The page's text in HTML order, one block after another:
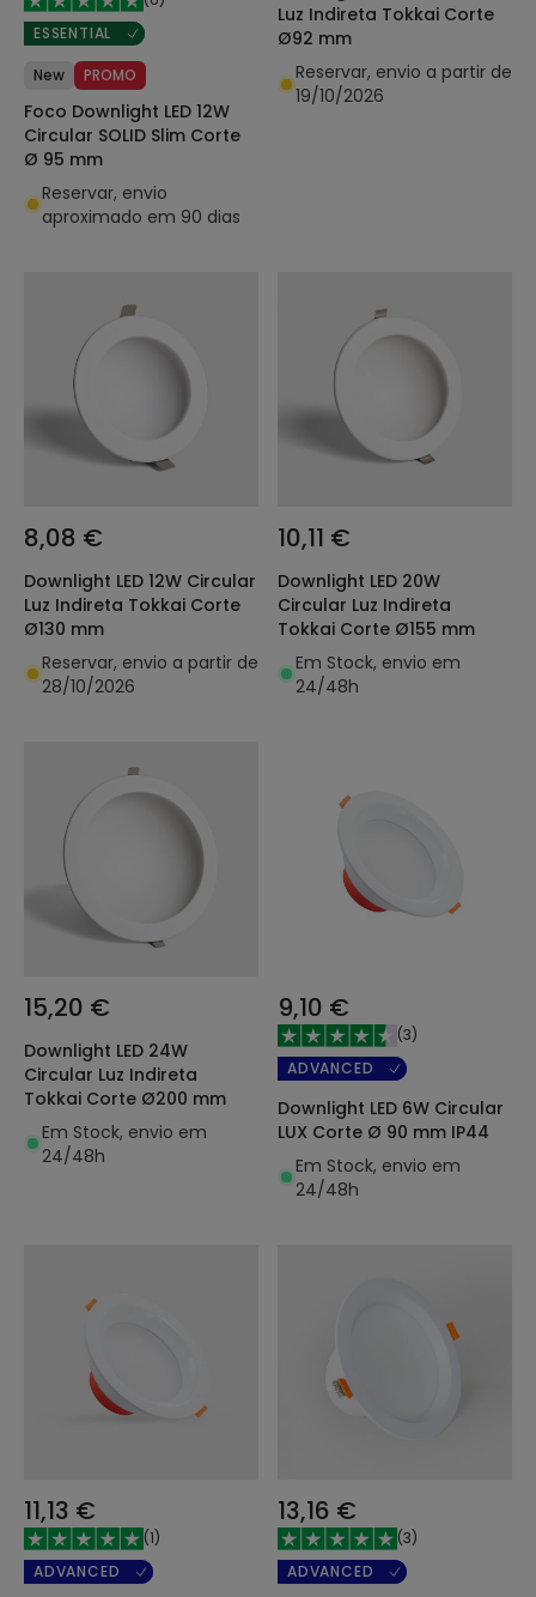
ESSENTIAL
New PROMO
Foco Downlight LED 12W
Circular SOLID Slim Corte
Ø 95 mm
Reservar, envio
aproximado em 90 dias
Luz Indireta Tokkai Corte
Ø92 mm
Reservar, envio a partir de
19/10/2026
8,08 €
Downlight LED 12W Circular
Luz Indireta Tokkai Corte
Ø130 mm
Reservar, envio a partir de
28/10/2026
10,11 €
Downlight LED 20W
Circular Luz Indireta
Tokkai Corte Ø155 mm
Em Stock, envio em
24/48h
15,20 €
Downlight LED 24W
Circular Luz Indireta
Tokkai Corte Ø200 mm
Em Stock, envio em
24/48h
9,10 €
(3)
ADVANCED
Downlight LED 6W Circular
LUX Corte Ø 90 mm IP44
Em Stock, envio em
24/48h
11,13 €
(1)
ADVANCED
13,16 €
(3)
ADVANCED